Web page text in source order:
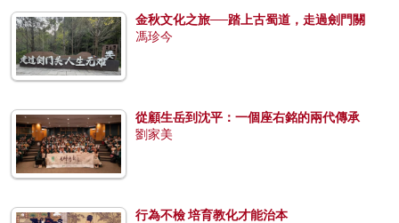
金秋文化之旅──踏上古蜀道，走過劍門關
馮珍今
從顧生岳到沈平：一個座右銘的兩代傳承
劉家美
行為不檢 培育教化才能治本